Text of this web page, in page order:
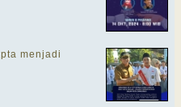
menjadi